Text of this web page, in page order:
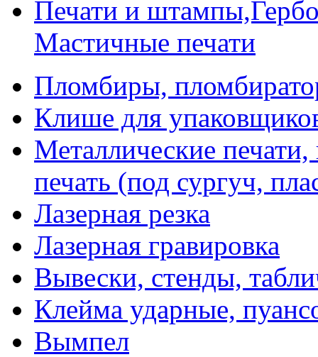
Печати и
Мастичные печати
Пломбиры,
Клише для
Металлические
печать (под сургуч,
Лазерная резка
Лазерная гравировка
Вывески, стенды,
Клейма ударные,
Вымпел